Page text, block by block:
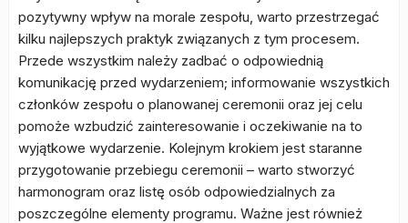
pozytywny wpływ na morale zespołu, warto przestrzegać
kilku najlepszych praktyk związanych z tym procesem.
Przede wszystkim należy zadbać o odpowiednią
komunikację przed wydarzeniem; informowanie wszystkich
członków zespołu o planowanej ceremonii oraz jej celu
pomoże wzbudzić zainteresowanie i oczekiwanie na to
wyjątkowe wydarzenie. Kolejnym krokiem jest staranne
przygotowanie przebiegu ceremonii – warto stworzyć
harmonogram oraz listę osób odpowiedzialnych za
poszczególne elementy programu. Ważne jest również